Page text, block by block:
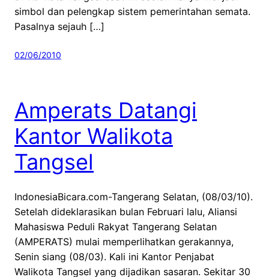
simbol dan pelengkap sistem pemerintahan semata.
Pasalnya sejauh […]
02/06/2010
Amperats Datangi
Kantor Walikota
Tangsel
IndonesiaBicara.com-Tangerang Selatan, (08/03/10).
Setelah dideklarasikan bulan Februari lalu, Aliansi
Mahasiswa Peduli Rakyat Tangerang Selatan
(AMPERATS) mulai memperlihatkan gerakannya,
Senin siang (08/03). Kali ini Kantor Penjabat
Walikota Tangsel yang dijadikan sasaran. Sekitar 30